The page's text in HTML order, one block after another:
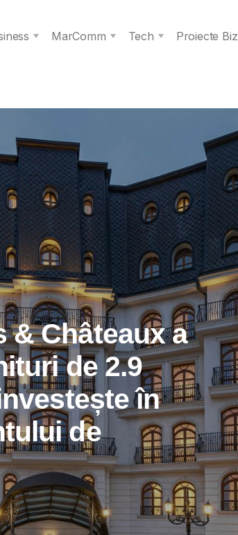
MarComm Tech
Proiecte Biz
& Châteaux a
de 2.9
în
de